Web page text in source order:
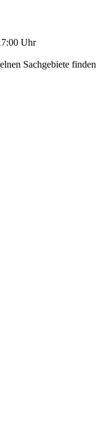
Uhr
Sachgebiete finden